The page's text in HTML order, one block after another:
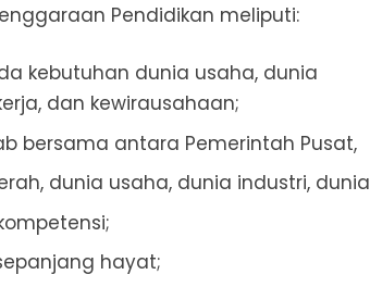
Pendidikan meliputi:
kebutuhan dunia usaha, dunia
dan kewirausahaan;
bersama antara Pemerintah Pusat,
dunia usaha, dunia industri,
hayat;